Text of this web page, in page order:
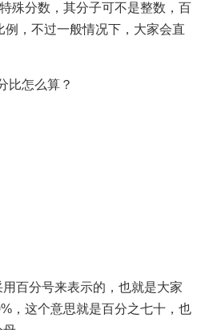
殊分数，其分子可不是整数，百
，不过一般情况下，大家会直
百分号来表示的，也就是大家
，这个意思就是百分之七十，也